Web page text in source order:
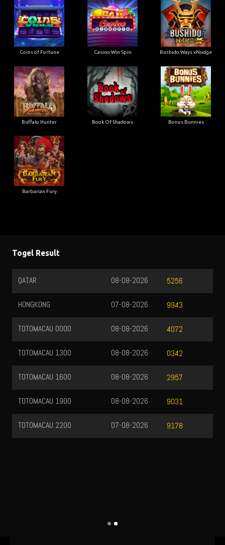
Coins of Fortune Casino Win Spin Bushido Ways xNudge
Buffalo Hunter Book Of Shadows Bonus Bunnies
Barbarian Fury
Togel Result
QATAR 5256
08-08-2026
HONGKONG 9943
07-08-2026
TOTOMACAU 0000 4072
08-08-2026
TOTOMACAU 1300 0342
08-08-2026
TOTOMACAU 1600 2957
08-08-2026
TOTOMACAU 1900 9031
08-08-2026
TOTOMACAU 2200 9178
07-08-2026